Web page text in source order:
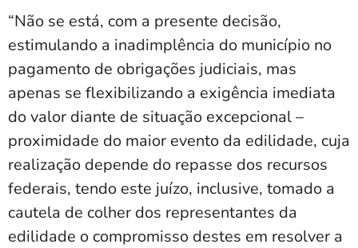
“Não se está, com a presente decisão,
estimulando a inadimplência do município no
pagamento de obrigações judiciais, mas
apenas se flexibilizando a exigência imediata
do valor diante de situação excepcional –
proximidade do maior evento da edilidade, cuja
realização depende do repasse dos recursos
federais, tendo este juízo, inclusive, tomado a
cautela de colher dos representantes da
edilidade o compromisso destes em resolver a